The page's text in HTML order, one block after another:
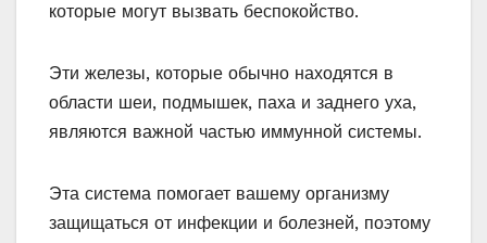
которые могут вызвать беспокойство.
Эти железы, которые обычно находятся в
области шеи, подмышек, паха и заднего уха,
являются важной частью иммунной системы.
Эта система помогает вашему организму
защищаться от инфекции и болезней, поэтому